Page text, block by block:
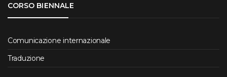
CORSO BIENNALE
Comunicazione internazionale
Traduzione